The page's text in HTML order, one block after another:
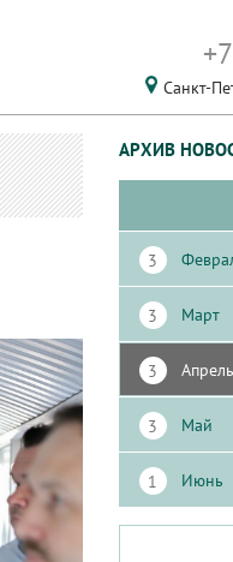
Санкт-
АРХИВ
3
3 март
3 апрель
3 май
1 июнь